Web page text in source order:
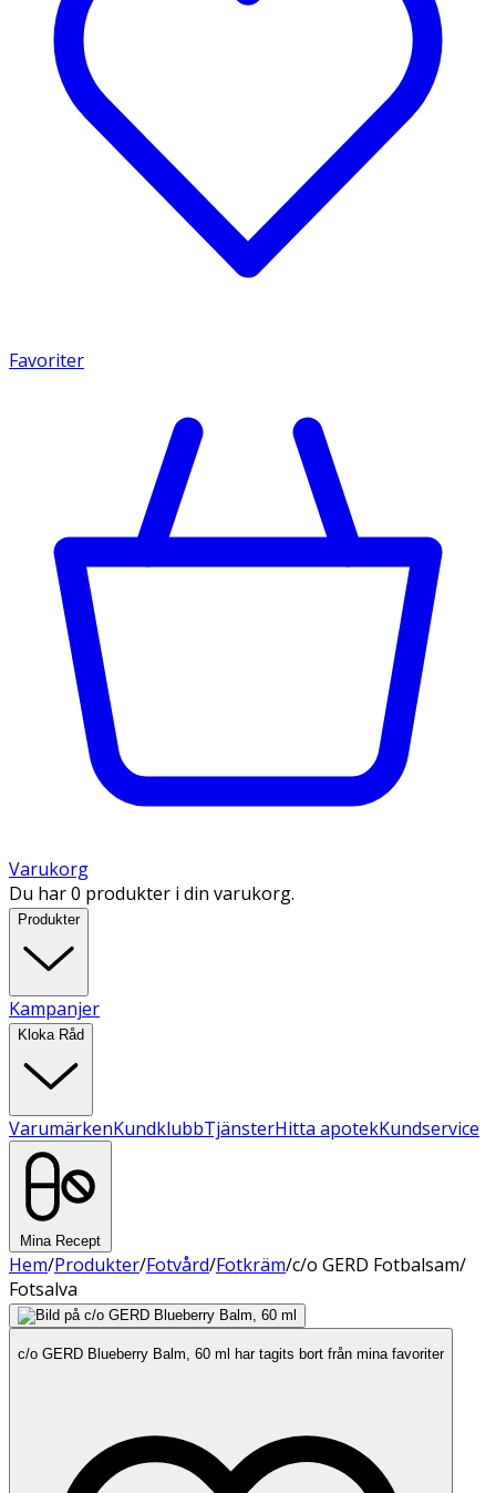
Favoriter
Varukorg
Du har 0 produkter i din varukorg.
Produkter
Kampanjer
Kloka Råd
VarumärkenKundklubbTjänsterHitta apotekKundservice
Mina Recept
Hem/Produkter/Fotvård/Fotkräm/c/o GERD Fotbalsam/
Fotsalva
c/o GERD Blueberry Balm, 60 ml har tagits bort från mina favoriter